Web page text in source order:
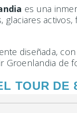
es una
glaciares
diseñada,
Groenlandia de
TOUR DE